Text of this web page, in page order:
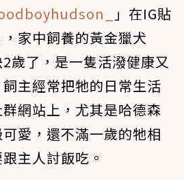
」在IG貼
家中飼養的黃金獵犬
2歲了，是一隻活潑健康又
主經常把牠的日常生活
網站上，尤其是哈德森
愛，還不滿一歲的牠相
主人討飯吃。